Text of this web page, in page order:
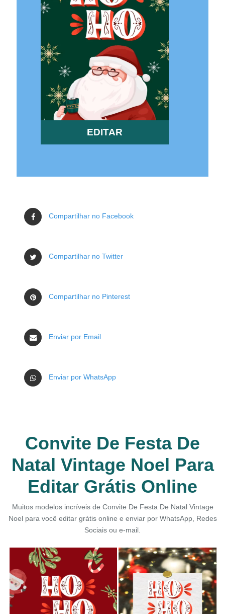
EDITAR
Compartilhar no Facebook
Compartilhar no Twitter
Compartilhar no Pinterest
Enviar por Email
Enviar por WhatsApp
Convite De Festa De
Natal Vintage Noel Para
Editar Grátis Online
Muitos modelos incríveis de Convite De Festa De Natal Vintage
Noel para você editar grátis online e enviar por WhatsApp, Redes
Sociais ou e-mail.